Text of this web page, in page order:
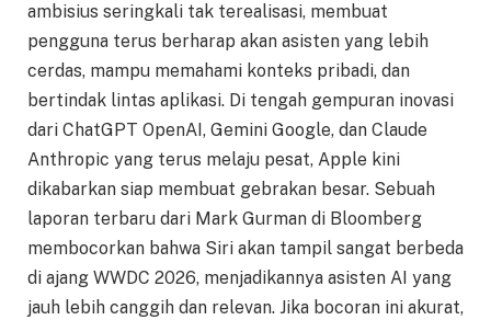
ambisius seringkali tak terealisasi, membuat
pengguna terus berharap akan asisten yang lebih
cerdas, mampu memahami konteks pribadi, dan
bertindak lintas aplikasi. Di tengah gempuran inovasi
dari ChatGPT OpenAI, Gemini Google, dan Claude
Anthropic yang terus melaju pesat, Apple kini
dikabarkan siap membuat gebrakan besar. Sebuah
laporan terbaru dari Mark Gurman di Bloomberg
membocorkan bahwa Siri akan tampil sangat berbeda
di ajang WWDC 2026, menjadikannya asisten AI yang
jauh lebih canggih dan relevan. Jika bocoran ini akurat,